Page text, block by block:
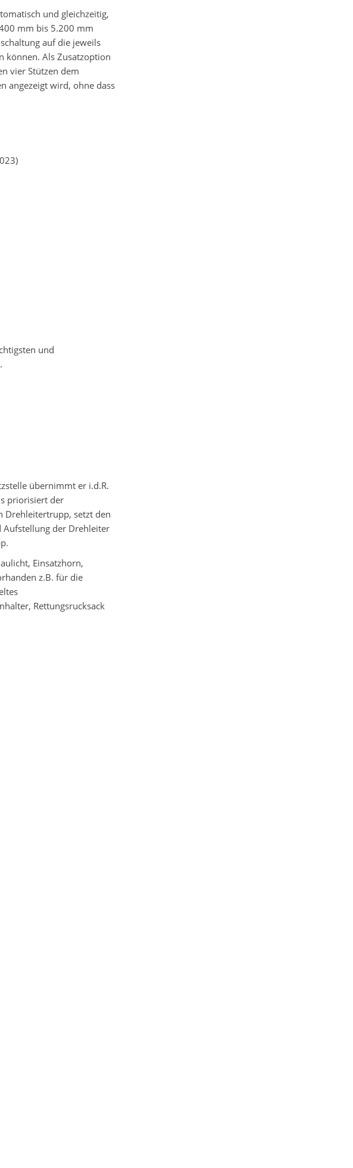
und gleichzeitig,
mm bis 5.200 mm
auf die jeweils
können. Als Zusatzoption
vier Stützen dem
angezeigt wird, ohne dass
und
übernimmt er i.d.R.
priorisiert der
Drehleitertrupp, setzt den
Aufstellung der Drehleiter
Einsatzhorn,
z.B. für die
Rettungsrucksack